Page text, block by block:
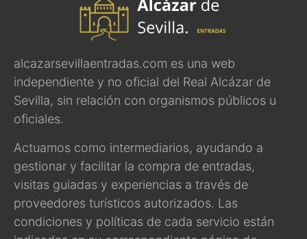
alcazarsevillaentradas.com es una web
independiente y no oficial del Real Alcázar de
Sevilla, sin relación con organismos públicos u
oficiales.
Actuamos como intermediarios, ayudando a
gestionar y facilitar la compra de entradas,
visitas guiadas y experiencias a través de
proveedores turísticos autorizados. Las
condiciones y políticas de cada servicio están